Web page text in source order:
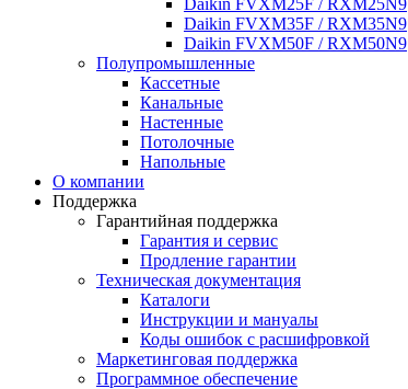
Daikin FVXM25F / RXM25N9
Daikin FVXM35F / RXM35N9
Daikin FVXM50F / RXM50N9
Полупромышленные
Кассетные
Канальные
Настенные
Потолочные
Напольные
О компании
Поддержка
Гарантийная поддержка
Гарантия и сервис
Продление гарантии
Техническая документация
Каталоги
Инструкции и мануалы
Коды ошибок с расшифровкой
Маркетинговая поддержка
Программное обеспечение